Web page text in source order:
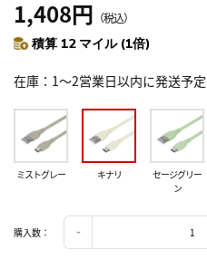
1,408円 （税込）
積算 12 マイル (1倍)
在庫 1～2営業日以内に発送予定
ミストグレー キナリ
セージグリー
ン
購入数：